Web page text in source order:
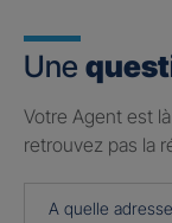
Une
Votre Agent est
retrouvez pas la
A quelle